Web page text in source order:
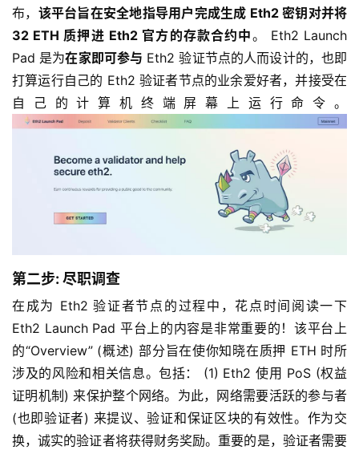
布， 该平台旨在安全地指导用户完成生成 Eth2 密钥对并将
32 ETH 质押进 Eth2 官方的存款合约中。 Eth2 Launch
Pad 是为在家即可参与 Eth2 验证节点的人而设计的，也即
打算运行自己的 Eth2 验证者节点的业余爱好者，并接受在
自己的计算机终端屏幕上运行命令。
第二步: 尽职调查
在成为 Eth2 验证者节点的过程中，花点时间阅读一下
Eth2 Launch Pad 平台上的内容是非常重要的！该平台上
的“Overview” (概述) 部分旨在使你知晓在质押 ETH 时所
涉及的风险和相关信息。包括： (1) Eth2 使用 PoS (权益
证明机制) 来保护整个网络。为此，网络需要活跃的参与者
(也即验证者) 来提议、验证和保证区块的有效性。作为交
换，诚实的验证者将获得财务奖励。重要的是，验证者需要